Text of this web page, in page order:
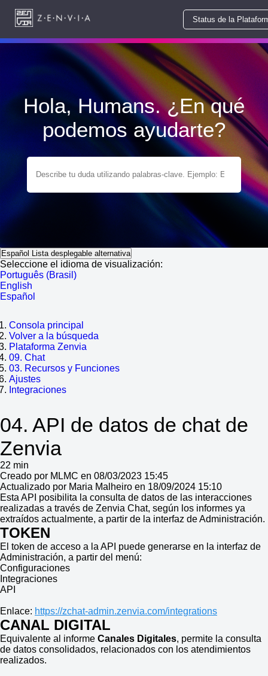
Status de la
Hola, Humans. ¿En qué
podemos ayudarte?
Español Lista desplegable alternativa
Seleccione el idioma de visualización:
Português (Brasil)
English
Español
Consola principal
Volver a la búsqueda
Plataforma Zenvia
09. Chat
03. Recursos y Funciones
Ajustes
Integraciones
04. API de datos de chat de
Zenvia
22 min
Creado por MLMC en 08/03/2023 15:45
Actualizado por Maria Malheiro en 18/09/2024 15:10
Esta API posibilita la consulta de datos de las interacciones
realizadas a través de Zenvia Chat, según los informes ya
extraídos actualmente, a partir de la interfaz de Administración.
TOKEN
El token de acceso a la API puede generarse en la interfaz de
Administración, a partir del menú:
Configuraciones
Integraciones
API
Enlace: https://zchat-admin.zenvia.com/integrations
CANAL DIGITAL
Equivalente al informe Canales Digitales, permite la consulta
de datos consolidados, relacionados con los atendimientos
realizados.